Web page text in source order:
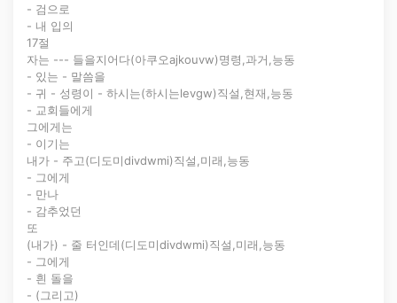
- 검으로
- 내 입의
17절
자는 --- 들을지어다(아쿠오ajkouvw)명령,과거,능동
- 있는 - 말씀을
- 귀 - 성령이 - 하시는(하시는levgw)직설,현재,능동
- 교회들에게
그에게는
- 이기는
내가 - 주고(디도미divdwmi)직설,미래,능동
- 그에게
- 만나
- 감추었던
또
(내가) - 줄 터인데(디도미divdwmi)직설,미래,능동
- 그에게
- 흰 돌을
- (그리고)